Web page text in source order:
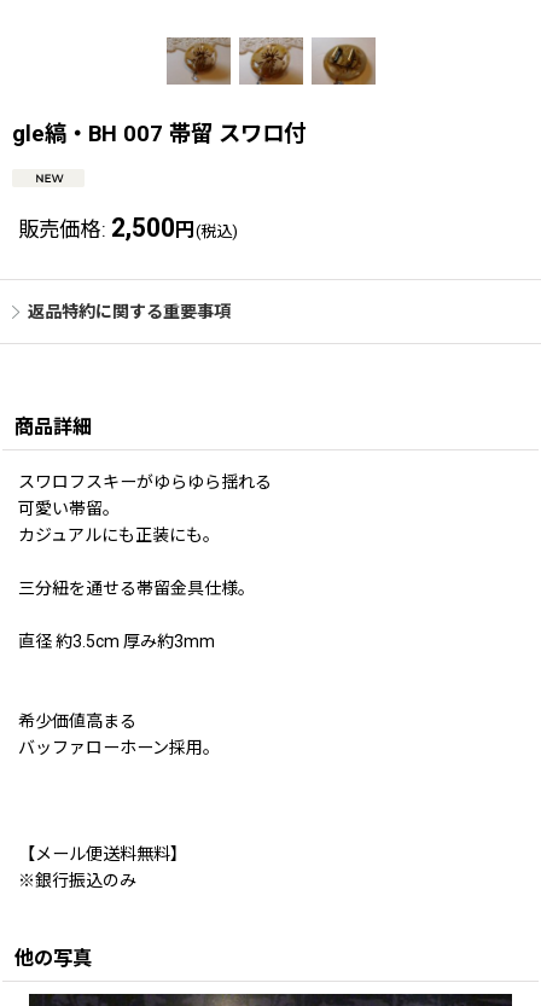
gle縞・BH 007 帯留 スワロ付
販売価格: 2,500 円 (税込)
返品特約に関する重要事項
商品詳細
スワロフスキーがゆらゆら揺れる
可愛い帯留。
カジュアルにも正装にも。
三分紐を通せる帯留金具仕様。
直径 約3.5cm 厚み約3mm
希少価値高まる
バッファローホーン採用。
【メール便送料無料】
※銀行振込のみ
他の写真